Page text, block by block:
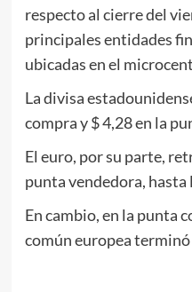
respecto al cierre del
principales entidades
ubicadas en el
La divisa
compra y $ 4,28 en la
El euro, por su parte,
punta vendedora, hasta
En cambio, en la punta
común europea terminó